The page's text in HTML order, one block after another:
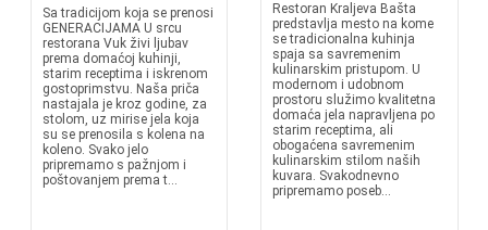
Sa tradicijom koja se prenosi
GENERACIJAMA U srcu
restorana Vuk živi ljubav
prema domaćoj kuhinji,
starim receptima i iskrenom
gostoprimstvu. Naša priča
nastajala je kroz godine, za
stolom, uz mirise jela koja
su se prenosila s kolena na
koleno. Svako jelo
pripremamo s pažnjom i
poštovanjem prema t...
Restoran Kraljeva Bašta
predstavlja mesto na kome
se tradicionalna kuhinja
spaja sa savremenim
kulinarskim pristupom. U
modernom i udobnom
prostoru služimo kvalitetna
domaća jela napravljena po
starim receptima, ali
obogaćena savremenim
kulinarskim stilom naših
kuvara. Svakodnevno
pripremamo poseb...